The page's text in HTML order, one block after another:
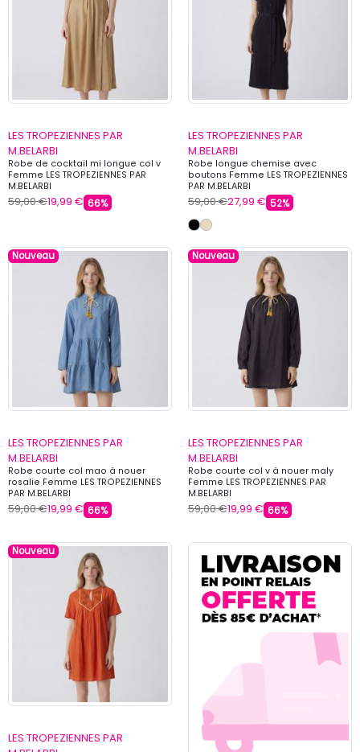
LES TROPEZIENNES PAR
M.BELARBI
Robe de cocktail mi longue col v
Femme LES TROPEZIENNES PAR
M.BELARBI
59,00 €19,99 € 66%
LES TROPEZIENNES PAR
M.BELARBI
Robe longue chemise avec
boutons Femme LES TROPEZIENNES
PAR M.BELARBI
59,00 €27,99 € 52%
Nouveau
LES TROPEZIENNES PAR
M.BELARBI
Robe courte col mao à nouer
rosalie Femme LES TROPEZIENNES
PAR M.BELARBI
59,00 €19,99 € 66%
Nouveau
LES TROPEZIENNES PAR
M.BELARBI
Robe courte col v à nouer maly
Femme LES TROPEZIENNES PAR
M.BELARBI
59,00 €19,99 € 66%
Nouveau
LES TROPEZIENNES PAR